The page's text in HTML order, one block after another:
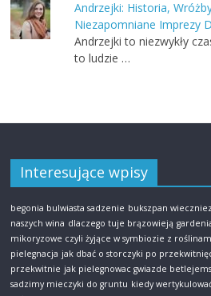
Andrzejki: Historia,
Niezapomniane Imprezy
Andrzejki to niezwykły
to ludzie …
Interesujące wpisy
begonia bulwiasta sadzenie bukszpan
naszych wina dlaczego tuje brązowieją
mikoryzowe czyli żyjące w symbiozie z
pielegnacja jak dbać o storczyki po
przekwitnie jak pielegnowac gwiazde
sadzimy mieczyki do gruntu kiedy